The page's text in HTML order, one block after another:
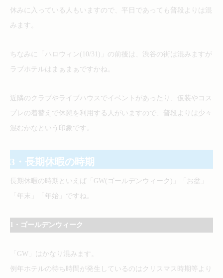
休みに入っている人もいますので、平日であっても普段よりは混
みます。
ちなみに「ハロウィン(10/31)」の前後は、渋谷の街は混みますが
ラブホテルはまぁまぁですかね。
近隣のクラブやライブハウスでイベントがあったり、仮装やコス
プレの着替えで休憩を利用する人がいますので、普段よりは少々
混むかなという印象です。
3・長期休暇の時期
長期休暇の時期といえば「GW(ゴールデンウィーク)」「お盆」
「年末」「年始」ですね。
1・ゴールデンウィーク
「GW」はかなり混みます。
例年ホテルの待ち時間が発生しているのはクリスマス時期等より